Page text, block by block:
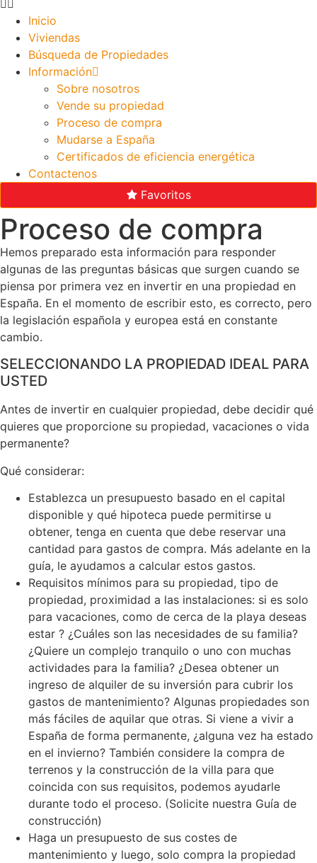
Inicio
Viviendas
Búsqueda de Propiedades
Información
Sobre nosotros
Vende su propiedad
Proceso de compra
Mudarse a España
Certificados de eficiencia energética
Contactenos
Favoritos
Proceso de compra
Hemos preparado esta información para responder
algunas de las preguntas básicas que surgen cuando se
piensa por primera vez en invertir en una propiedad en
España. En el momento de escribir esto, es correcto, pero
la legislación española y europea está en constante
cambio.
SELECCIONANDO LA PROPIEDAD IDEAL PARA
USTED
Antes de invertir en cualquier propiedad, debe decidir qué
quieres que proporcione su propiedad, vacaciones o vida
permanente?
Qué considerar:
Establezca un presupuesto basado en el capital
disponible y qué hipoteca puede permitirse u
obtener, tenga en cuenta que debe reservar una
cantidad para gastos de compra. Más adelante en la
guía, le ayudamos a calcular estos gastos.
Requisitos mínimos para su propiedad, tipo de
propiedad, proximidad a las instalaciones: si es solo
para vacaciones, como de cerca de la playa deseas
estar ? ¿Cuáles son las necesidades de su familia?
¿Quiere un complejo tranquilo o uno con muchas
actividades para la familia? ¿Desea obtener un
ingreso de alquiler de su inversión para cubrir los
gastos de mantenimiento? Algunas propiedades son
más fáciles de aquilar que otras. Si viene a vivir a
España de forma permanente, ¿alguna vez ha estado
en el invierno? También considere la compra de
terrenos y la construcción de la villa para que
coincida con sus requisitos, podemos ayudarle
durante todo el proceso. (Solicite nuestra Guía de
construcción)
Haga un presupuesto de sus costes de
mantenimiento y luego, solo compra la propiedad